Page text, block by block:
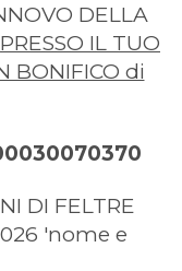
DELLA
PRESSO IL TUO
BONIFICO di
DI FELTRE
'nome e